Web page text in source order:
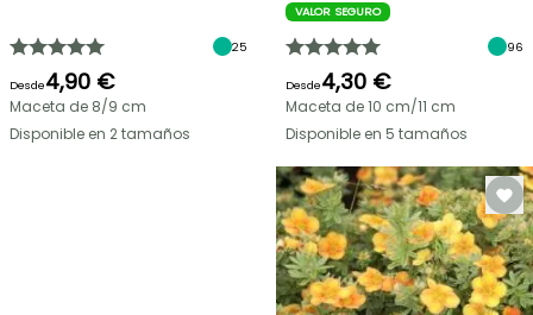
25
Desde4,90 €
Maceta de 8/9 cm
Disponible en 2 tamaños
VALOR SEGURO
96
Desde4,30 €
Maceta de 10 cm/11 cm
Disponible en 5 tamaños